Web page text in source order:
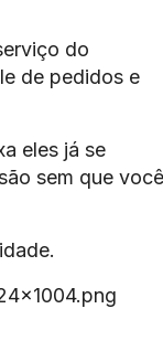
do
de pedidos e
eles já se
sem que você